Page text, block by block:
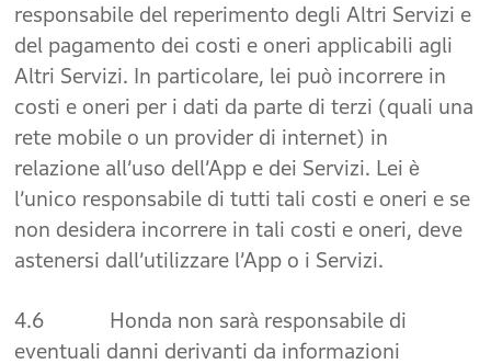
responsabile del reperimento degli Altri Servizi e
del pagamento dei costi e oneri applicabili agli
Altri Servizi. In particolare, lei può incorrere in
costi e oneri per i dati da parte di terzi (quali una
rete mobile o un provider di internet) in
relazione all’uso dell’App e dei Servizi. Lei è
l’unico responsabile di tutti tali costi e oneri e se
non desidera incorrere in tali costi e oneri, deve
astenersi dall’utilizzare l’App o i Servizi.
4.6 Honda non sarà responsabile di
eventuali danni derivanti da informazioni